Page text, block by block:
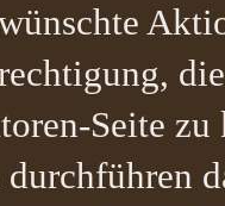
Seite